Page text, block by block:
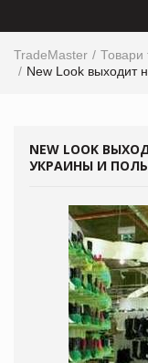
TradeMaster Товари
New Look выходит
NEW LOOK
УКРАИНЫ И